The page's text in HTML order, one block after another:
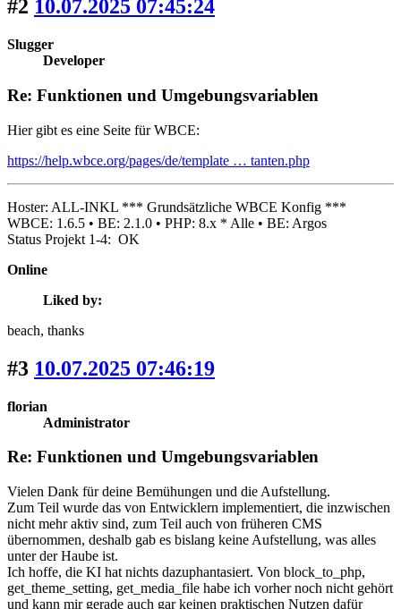
#2 10.07.2025 07:45:24
Slugger
Developer
Re: Funktionen und Umgebungsvariablen
Hier gibt es eine Seite für WBCE:
https://help.wbce.org/pages/de/template … tanten.php
Hoster: ALL-INKL *** Grundsätzliche WBCE Konfig ***
WBCE: 1.6.5 • BE: 2.1.0 • PHP: 8.x * Alle • BE: Argos
Status Projekt 1-4: OK
Online
Liked by:
beach, thanks
#3 10.07.2025 07:46:19
florian
Administrator
Re: Funktionen und Umgebungsvariablen
Vielen Dank für deine Bemühungen und die Aufstellung.
Zum Teil wurde das von Entwicklern implementiert, die inzwischen
nicht mehr aktiv sind, zum Teil auch von früheren CMS
übernommen, deshalb gab es bislang keine Aufstellung, was alles
unter der Haube ist.
Ich hoffe, die KI hat nichts dazuphantasiert. Von block_to_php,
get_theme_setting, get_media_file habe ich vorher noch nicht gehört
und kann mir gerade auch gar keinen praktischen Nutzen dafür